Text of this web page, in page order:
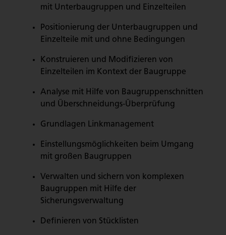
mit Unterbaugruppen und Einzelteilen
Positionierung der Unterbaugruppen und
Einzelteile mit und ohne Bedingungen
Konstruieren und Modifizieren von
Einzelteilen im Kontext der Baugruppe
Analyse mit Hilfe von Baugruppenschnitten
und Überschneidungs-Überprüfung
Grundlagen Linkmanagement
Einstellungsmöglichkeiten beim Umgang
mit großen Baugruppen
Verwalten und sichern von komplexen
Baugruppen mit Hilfe der
Sicherungsverwaltung
Definieren von Stücklisten